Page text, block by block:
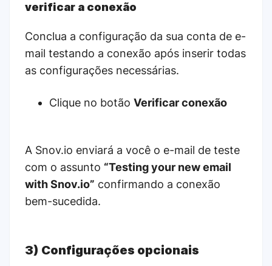
verificar a conexão
Conclua a configuração da sua conta de e-
mail testando a conexão após inserir todas
as configurações necessárias.
Clique no botão Verificar conexão
A Snov.io enviará a você o e-mail de teste
com o assunto “Testing your new email
with Snov.io” confirmando a conexão
bem-sucedida.
3) Configurações opcionais